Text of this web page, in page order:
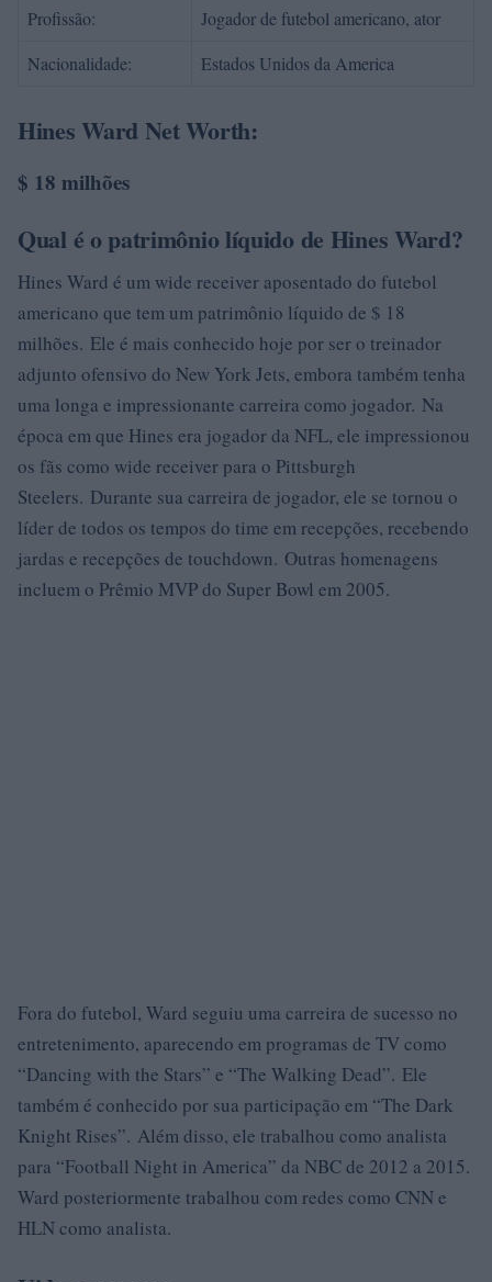
Profissão:
Jogador de futebol americano, ator
Nacionalidade:
Estados Unidos da America
Hines Ward Net Worth:
$ 18 milhões
Qual é o patrimônio líquido de Hines Ward?
Hines Ward é um wide receiver aposentado do futebol
americano que tem um patrimônio líquido de $ 18
milhões. Ele é mais conhecido hoje por ser o treinador
adjunto ofensivo do New York Jets, embora também tenha
uma longa e impressionante carreira como jogador. Na
época em que Hines era jogador da NFL, ele impressionou
os fãs como wide receiver para o Pittsburgh
Steelers. Durante sua carreira de jogador, ele se tornou o
líder de todos os tempos do time em recepções, recebendo
jardas e recepções de touchdown. Outras homenagens
incluem o Prêmio MVP do Super Bowl em 2005.
Fora do futebol, Ward seguiu uma carreira de sucesso no
entretenimento, aparecendo em programas de TV como
“Dancing with the Stars” e “The Walking Dead”. Ele
também é conhecido por sua participação em “The Dark
Knight Rises”. Além disso, ele trabalhou como analista
para “Football Night in America” ​​da NBC de 2012 a 2015.
Ward posteriormente trabalhou com redes como CNN e
HLN como analista.